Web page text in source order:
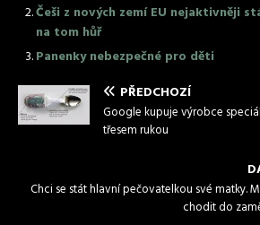
Češi z nových zemí EU nejaktivněji
na tom hůř
Panenky nebezpečné pro děti
PŘEDCHOZÍ
Google kupuje výrobce
třesem rukou
Chci se stát hlavní pečovatelkou své matky.
chodit do